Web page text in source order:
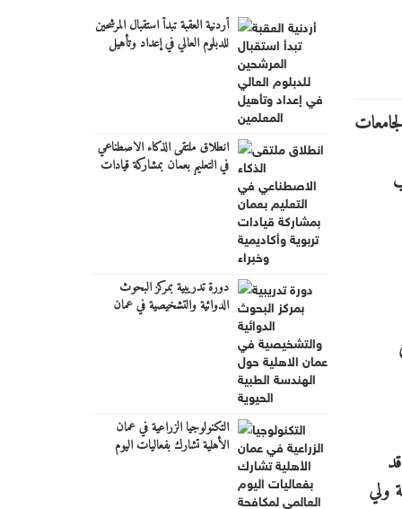
ولي
أردنية العقبة تبدأ استقبال المرشحين
للدبلوم العالي في إعداد وتأهيل
انطلاق ملتقى الذكاء الاصطناعي
في التعليم بعمان بمشاركة قيادات
دورة تدريبية بمركز البحوث
الدوائية والتشخيصية في عمان
التكنولوجيا الزراعية في عمان
الأهلية تشارك بفعاليات اليوم